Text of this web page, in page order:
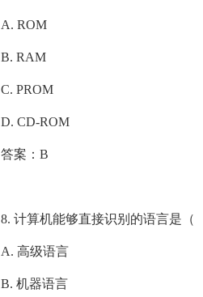
A. ROM
B. RAM
C. PROM
D. CD-ROM
答案：B
8. 计算机能够直接识别的语言
A. 高级语言
B. 机器语言